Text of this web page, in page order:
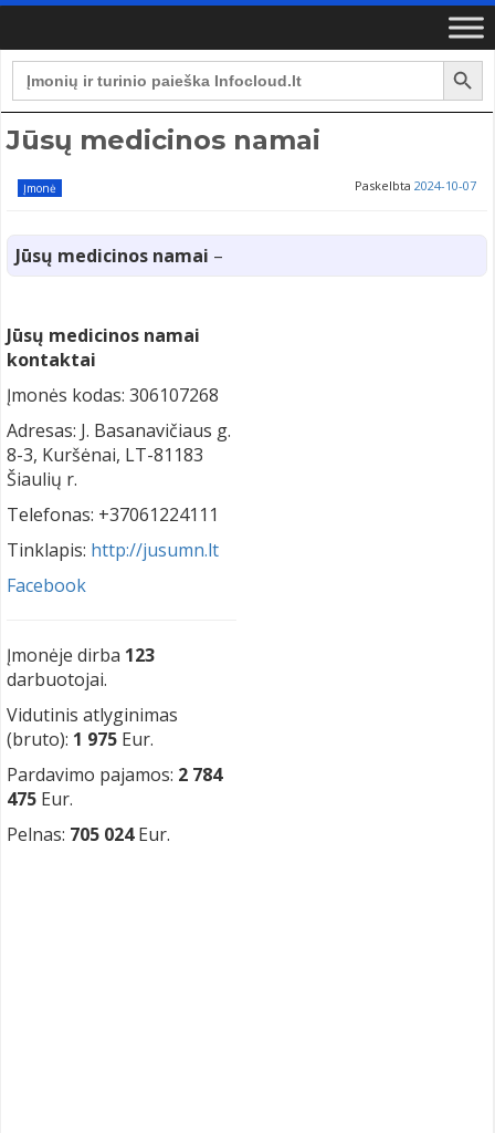
Search
for:
Search Button
Jūsų medicinos namai
Įmonė Paskelbta 2024-10-07
Jūsų medicinos namai –
Jūsų medicinos namai
kontaktai
Įmonės kodas: 306107268
Adresas: J. Basanavičiaus g.
8-3, Kuršėnai, LT-81183
Šiaulių r.
Telefonas: +37061224111
Tinklapis: http://jusumn.lt
Facebook
Įmonėje dirba 123
darbuotojai.
Vidutinis atlyginimas
(bruto): 1 975 Eur.
Pardavimo pajamos: 2 784
475 Eur.
Pelnas: 705 024Eur.